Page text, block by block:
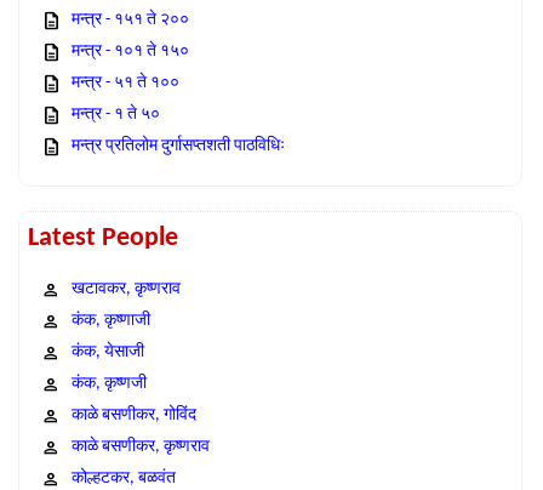
मन्त्र - १५१ ते २००
मन्त्र - १०१ ते १५०
मन्त्र - ५१ ते १००
मन्त्र - १ ते ५०
मन्त्र प्रतिलोम दुर्गासप्तशती पाठविधिः
Latest People
खटावकर, कृष्णराव
कंक, कृष्णाजी
कंक, येसाजी
कंक, कृष्णजी
काळे बसणीकर, गोविंद
काळे बसणीकर, कृष्णराव
कोल्हटकर, बळवंत